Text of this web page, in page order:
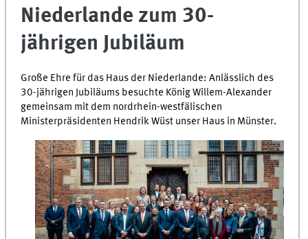
Niederlande zum 30-
jährigen Jubiläum
Große Ehre für das Haus der Niederlande: Anlässlich des
30-jährigen Jubiläums besuchte König Willem-Alexander
gemeinsam mit dem nordrhein-westfälischen
Ministerpräsidenten Hendrik Wüst unser Haus in Münster.